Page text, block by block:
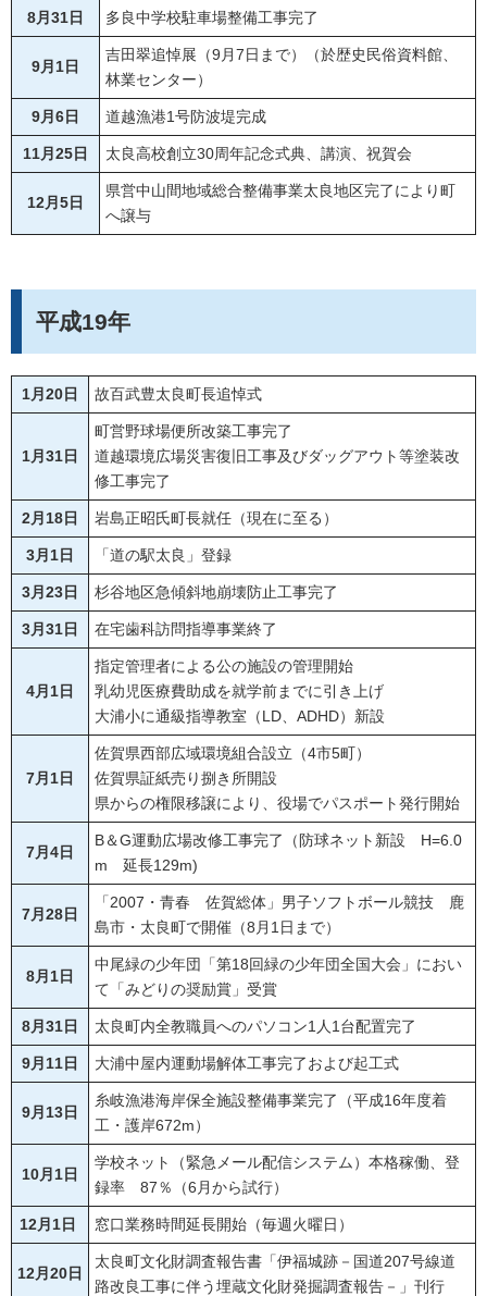
8月31日 多良中学校駐車場整備工事完了
9月1日
吉田翠追悼展（9月7日まで）（於歴史民俗資料館、
林業センター）
9月6日 道越漁港1号防波堤完成
11月25日 太良高校創立30周年記念式典、講演、祝賀会
12月5日
県営中山間地域総合整備事業太良地区完了により町
へ譲与
平成19年
1月20日 故百武豊太良町長追悼式
1月31日
町営野球場便所改築工事完了
道越環境広場災害復旧工事及びダッグアウト等塗装改
修工事完了
2月18日 岩島正昭氏町長就任（現在に至る）
3月1日 「道の駅太良」登録
3月23日 杉谷地区急傾斜地崩壊防止工事完了
3月31日 在宅歯科訪問指導事業終了
4月1日
指定管理者による公の施設の管理開始
乳幼児医療費助成を就学前までに引き上げ
大浦小に通級指導教室（LD、ADHD）新設
7月1日
佐賀県西部広域環境組合設立（4市5町）
佐賀県証紙売り捌き所開設
県からの権限移譲により、役場でパスポート発行開始
7月4日
B＆G運動広場改修工事完了（防球ネット新設 H=6.0
m 延長129m)
7月28日
「2007・青春 佐賀総体」男子ソフトボール競技 鹿
島市・太良町で開催（8月1日まで）
8月1日
中尾緑の少年団「第18回緑の少年団全国大会」におい
て「みどりの奨励賞」受賞
8月31日 太良町内全教職員へのパソコン1人1台配置完了
9月11日 大浦中屋内運動場解体工事完了および起工式
9月13日
糸岐漁港海岸保全施設整備事業完了（平成16年度着
工・護岸672m）
10月1日
学校ネット（緊急メール配信システム）本格稼働、登
録率 87％（6月から試行）
12月1日 窓口業務時間延長開始（毎週火曜日）
12月20日
太良町文化財調査報告書「伊福城跡－国道207号線道
路改良工事に伴う埋蔵文化財発掘調査報告－」刊行